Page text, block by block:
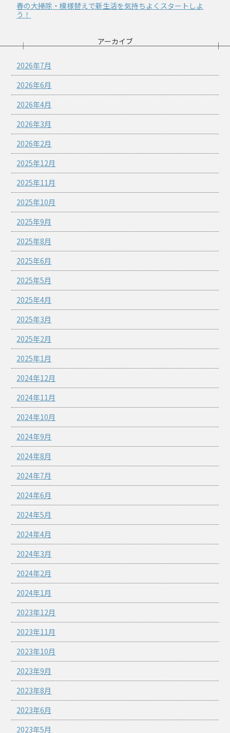
春の大掃除・模様替えで新生活を気持ちよくスタートしよ
う！
アーカイブ
2026年7月
2026年6月
2026年4月
2026年3月
2026年2月
2025年12月
2025年11月
2025年10月
2025年9月
2025年8月
2025年6月
2025年5月
2025年4月
2025年3月
2025年2月
2025年1月
2024年12月
2024年11月
2024年10月
2024年9月
2024年8月
2024年7月
2024年6月
2024年5月
2024年4月
2024年3月
2024年2月
2024年1月
2023年12月
2023年11月
2023年10月
2023年9月
2023年8月
2023年6月
2023年5月